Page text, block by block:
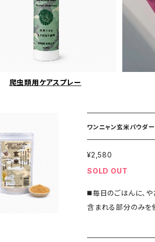
爬虫類用ケアスプレー
ワンニャン玄米パウ
¥2,580
SOLD OUT
◼️毎日のごはんに、やさしい栄養をプラス！ G-
含まれる部分のみを